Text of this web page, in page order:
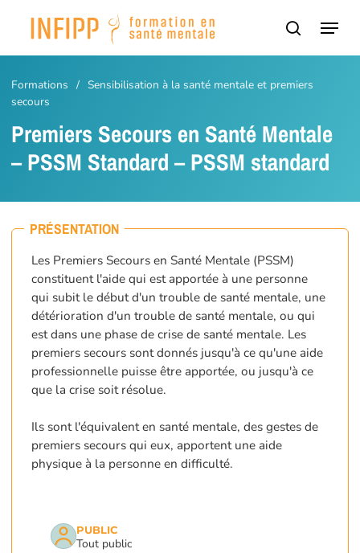
Panneau de gestion des cookies Menu
Formations / Sensibilisation à la santé mentale et premiers
secours
Premiers Secours en Santé Mentale
– PSSM Standard – PSSM standard
PRÉSENTATION
Les Premiers Secours en Santé Mentale (PSSM)
constituent l'aide qui est apportée à une personne
qui subit le début d'un trouble de santé mentale, une
détérioration d'un trouble de santé mentale, ou qui
est dans une phase de crise de santé mentale. Les
premiers secours sont donnés jusqu'à ce qu'une aide
professionnelle puisse être apportée, ou jusqu'à ce
que la crise soit résolue.
Ils sont l'équivalent en santé mentale, des gestes de
premiers secours qui eux, apportent une aide
physique à la personne en difficulté.
PUBLIC
Tout public